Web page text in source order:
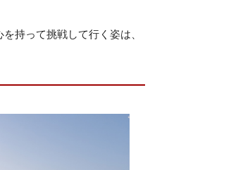
持って挑戦して行く姿は、